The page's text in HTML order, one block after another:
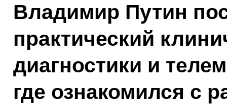
Владимир Путин
практический
диагностики и
где ознакомился с